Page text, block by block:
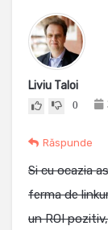
Liviu Taloi
0
Răspunde
Si cu ocazia
ferma de
un ROI